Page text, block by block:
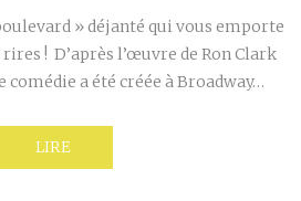
» déjanté qui vous emporte
! D’après l’œuvre de Ron Clark
comédie a été créée à Broadway…
LIRE